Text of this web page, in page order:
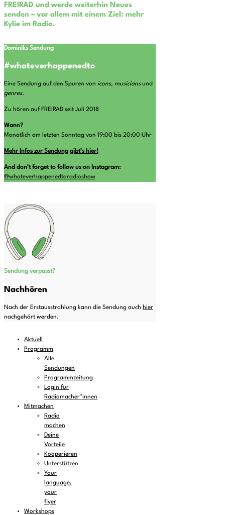
FREIRAD und werde weiterhin Neues
senden – vor allem mit einem Ziel: mehr
Kylie im Radio.
Dominiks Sendung
#whateverhappenedto
Eine Sendung auf den Spuren von icons, musiciansund
genres.
Zu hören auf FREIRAD seit Juli 2018
Wann?
Monatlich am letzten Sonntag von 19:00 bis 20:00 Uhr
Mehr Infos zur Sendung gibt’s hier!
And don’t forget to follow us on Instagram:
@whateverhappenedtoradioshow
Sendung verpasst?
Nachhören
Nach der Erstausstrahlung kann die Sendung auch hier
nachgehört werden.
Aktuell
Programm
Alle
Sendungen
Programmzeitung
Login für
Radiomacher*innen
Mitmachen
Radio
machen
Deine
Vorteile
Kooperieren
Unterstützen
Your
language,
your
flyer
Workshops